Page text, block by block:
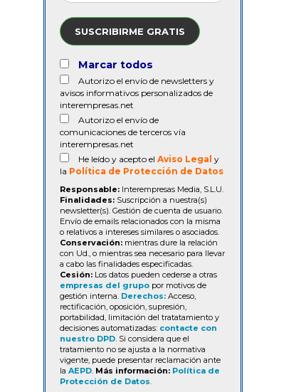
SUSCRIBIRME GRATIS
Marcar todos
Autorizo el envío de newsletters y
avisos informativos personalizados de
interempresas.net
Autorizo el envío de
comunicaciones de terceros vía
interempresas.net
He leído y acepto el Aviso Legal y
la Política de Protección de Datos
Responsable: Interempresas Media, S.L.U.
Finalidades: Suscripción a nuestra(s)
newsletter(s). Gestión de cuenta de usuario.
Envío de emails relacionados con la misma
o relativos a intereses similares o asociados.
Conservación: mientras dure la relación
con Ud., o mientras sea necesario para llevar
a cabo las finalidades especificadas.
Cesión: Los datos pueden cederse a otras
empresas del grupo por motivos de
gestión interna. Derechos: Acceso,
rectificación, oposición, supresión,
portabilidad, limitación del tratatamiento y
decisiones automatizadas: contacte con
nuestro DPD. Si considera que el
tratamiento no se ajusta a la normativa
vigente, puede presentar reclamación ante
la AEPD. Más información: Política de
Protección de Datos.